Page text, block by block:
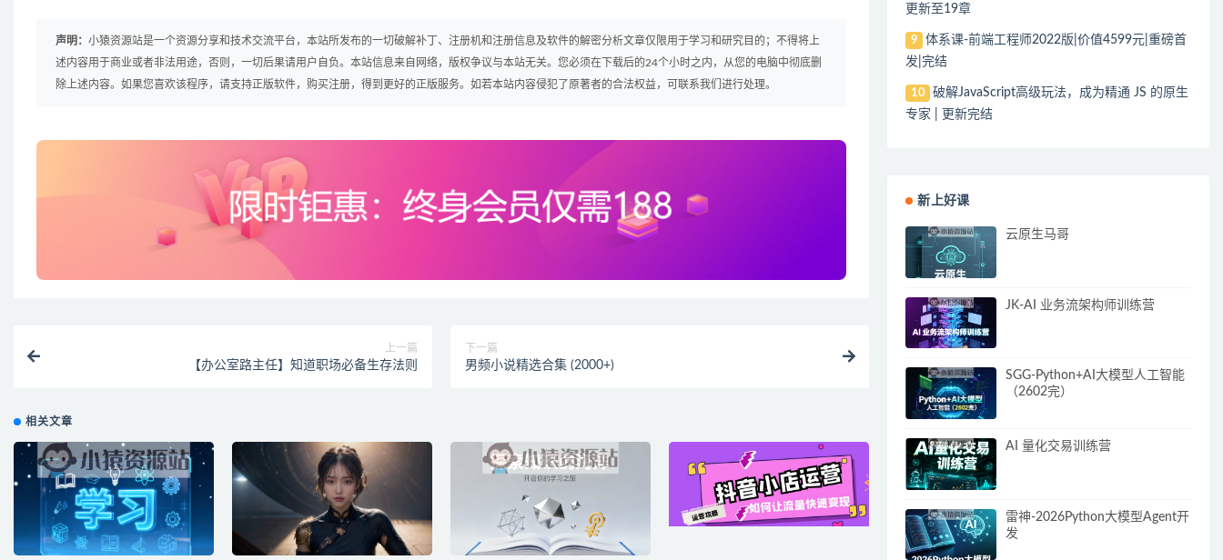
声明： 小猿资源站是一个资源分享和技术交流平台，本站所发布的一切破解补丁、注册机和注册信息及软件的解密分析文章仅限用于学习和研究目的；不得将上
述内容用于商业或者非法用途，否则，一切后果请用户自负。本站信息来自网络，版权争议与本站无关。您必须在下载后的24个小时之内，从您的电脑中彻底删
除上述内容。如果您喜欢该程序，请支持正版软件，购买注册，得到更好的正版服务。如若本站内容侵犯了原著者的合法权益，可联系我们进行处理。
上一篇
【办公室路主任】知道职场必备生存法则
下一篇
男频小说精选合集 (2000+)
相关文章
更新至19章
9
体系课-前端工程师2022版|价值4599元|重磅首
发|完结
10
破解JavaScript高级玩法，成为精通 JS 的原生
专家 | 更新完结
新上好课
云原生马哥
JK-AI 业务流架构师训练营
SGG-Python+AI大模型人工智能
（2602完）
AI 量化交易训练营
雷神-2026Python大模型Agent开
发